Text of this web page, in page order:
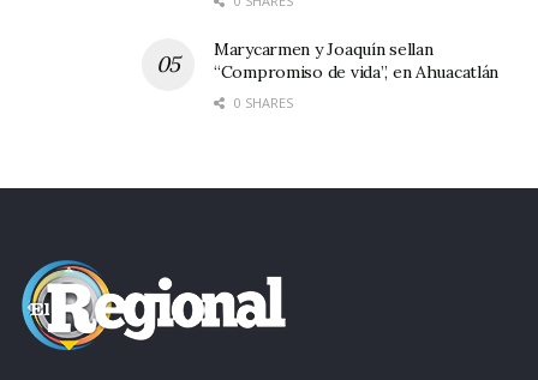
Marycarmen y Joaquín sellan
“Compromiso de vida”, en Ahuacatlán
0 SHARES